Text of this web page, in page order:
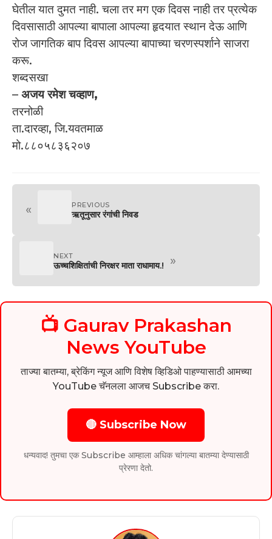
घेतील यात दुमत नाही. चला तर मग एक दिवस नाही तर प्रत्येक
दिवसासाठी आपल्या बापाला आपल्या हृदयात स्थान देऊ आणि
रोज जागतिक बाप दिवस आपल्या बापाच्या चरणस्पर्शाने साजरा
करू.
शब्दसखा
– अजय रमेश चव्हाण,
तरनोळी
ता.दारव्हा, जि.यवतमाळ
मो.८८०५८३६२०७
« PREVIOUS
ऋतूनुसार रंगांची निवड
NEXT
ऊच्चशिक्षितांची निरक्षर माता राधामाय.! »
📺 Gaurav Prakashan
News YouTube
ताज्या बातम्या, ब्रेकिंग न्यूज आणि विशेष व्हिडिओ पाहण्यासाठी आमच्या
YouTube चॅनलला आजच Subscribe करा.
🔴 Subscribe Now
धन्यवाद! तुमचा एक Subscribe आम्हाला अधिक चांगल्या बातम्या देण्यासाठी
प्रेरणा देतो.